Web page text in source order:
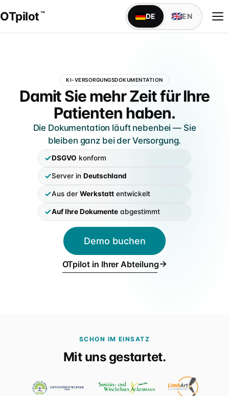
OTpilot™
Versorgungsdokumentation mit KI
Maßblatt, Anamnese, Bestellbogen — füllt sich von
Schnittstellen
TopM san6 sofort verfügbar, weitere individuell auf
Anfrage
IM SANITÄTSHAUS
Alle Abteilungen
Klassischer Aufbau · 9 Abteilungen mit Fachsprache
Für Verbünde & Holdings
rehaVital, ORTHEGROH, Sani Aktuell · Filialgruppen
IDENTITÄT
Über uns
Founder Niels & Marcel · Mission · Werkstatt-Wurzeln
Markenabgrenzung
Marke, DPMA & Unabhängigkeit vom BIV-OT
DE EN
KI-VERSORGUNGSDOKUMENTATION
OTpilot —
Damit Sie mehr Zeit für Ihre
Patienten haben.
Die Dokumentation läuft nebenbei — Sie
bleiben ganz bei der Versorgung.
DSGVO konform
Server inDeutschland
Aus derWerkstatt entwickelt
Auf Ihre Dokumente abgestimmt
Demo buchen
OTpilot in Ihrer Abteilung→
SCHON IM EINSATZ
Mit uns gestartet.